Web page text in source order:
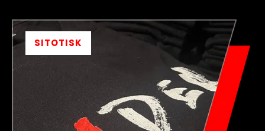
SITOTISK